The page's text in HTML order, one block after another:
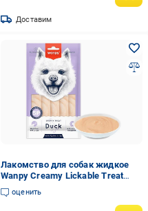
Доставим
Лакомство для собак жидкое
Wanpy Creamy Lickable Treat
Duck утка (RA-70)
оценить